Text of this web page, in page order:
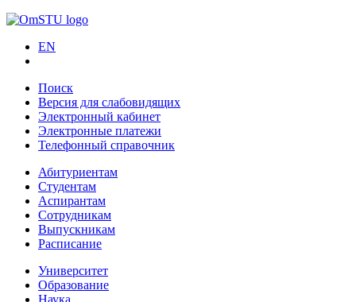
EN
Поиск
Версия для слабовидящих
Электронный кабинет
Электронные платежи
Телефонный справочник
Абитуриентам
Студентам
Аспирантам
Сотрудникам
Выпускникам
Расписание
Университет
Образование
Наука